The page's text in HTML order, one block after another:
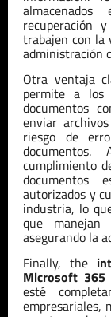
recuperación
trabajen con la
administración
Otra ventaja
permite a los
documentos
enviar
riesgo de
cumplimiento
documentos
autorizados y
industria, lo
que manejan
asegurando la
Finally, the
Microsoft 365
esté
empresariales,